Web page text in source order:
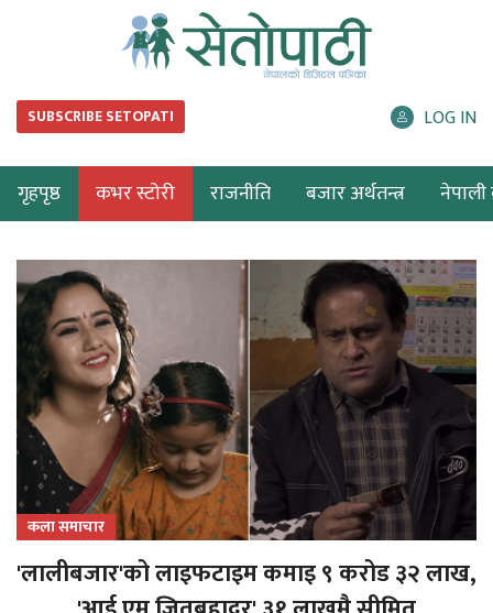
SUBSCRIBE SETOPATI LOG IN
गृहपृष्ठ कभर स्टोरी राजनीति बजार अर्थतन्त्र नेपाली
कला समाचार
'लालीबजार'को लाइफटाइम कमाइ ९ करोड ३२ लाख,